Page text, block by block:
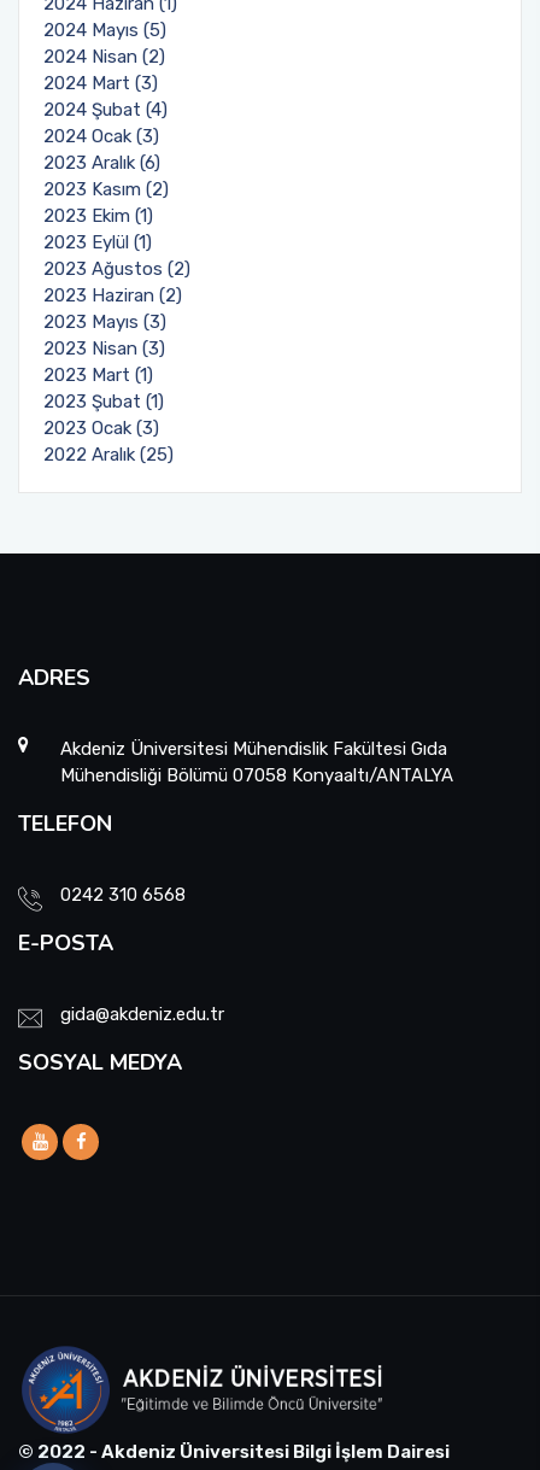
2024 Mayıs (5)
2024 Nisan (2)
2024 Mart (3)
2024 Şubat (4)
2024 Ocak (3)
2023 Aralık (6)
2023 Kasım (2)
2023 Ekim (1)
2023 Eylül (1)
2023 Ağustos (2)
2023 Haziran (2)
2023 Mayıs (3)
2023 Nisan (3)
2023 Mart (1)
2023 Şubat (1)
2023 Ocak (3)
2022 Aralık (25)
ADRES
Akdeniz Üniversitesi Mühendislik Fakültesi Gıda
Mühendisliği Bölümü 07058 Konyaaltı/ANTALYA
TELEFON
0242 310 6568
E-POSTA
gida@akdeniz.edu.tr
SOSYAL MEDYA
© 2022 - Akdeniz Üniversitesi Bilgi İşlem Dairesi